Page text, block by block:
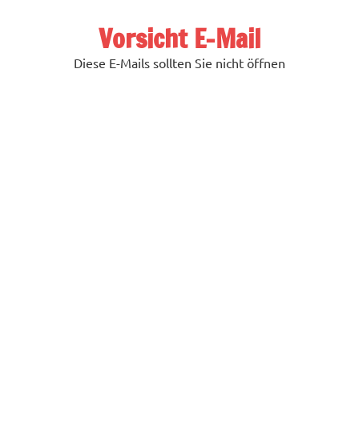
Vorsicht E-Mail
Diese E-Mails sollten Sie nicht öffnen